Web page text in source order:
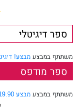
ספר דיגיטלי
משתתף במבצע מבצע! דיגיטלי
ספר מודפס
משתתף במבצע מבצע 19.90 ש"ח מודפס